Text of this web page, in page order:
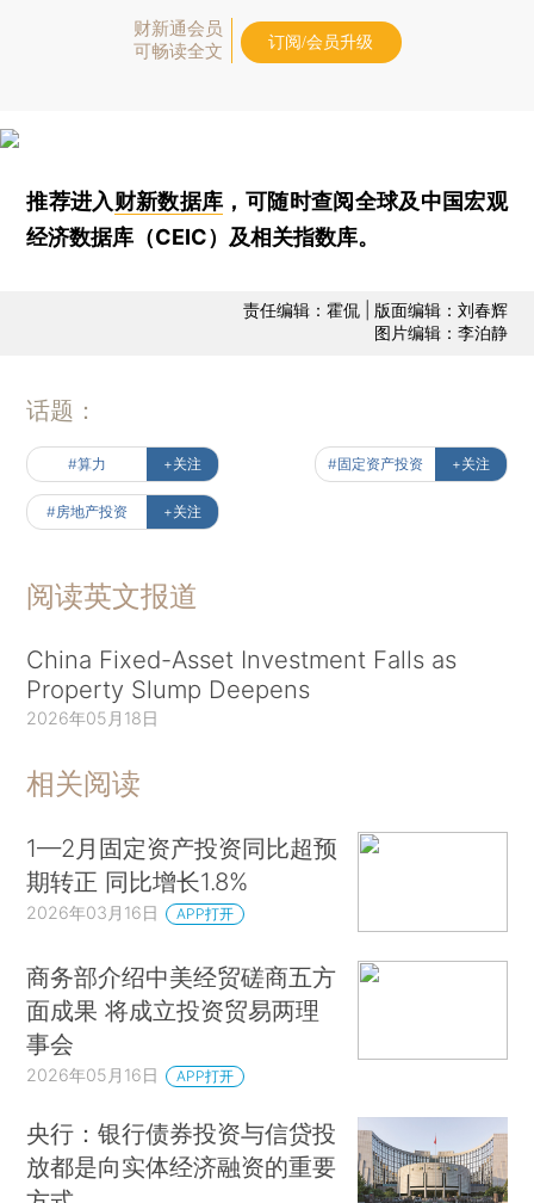
财新通会员
可畅读全文
订阅/会员升级
推荐进入财新数据库 ，可随时查阅全球及中国宏观
经济数据库（CEIC）及相关指数库。
责任编辑：霍侃 | 版面编辑：刘春辉
图片编辑：李泊静
话题：
#算力 +关注 #固定资产投资 +关注
#房地产投资 +关注
阅读英文报道
China Fixed-Asset Investment Falls as
Property Slump Deepens
2026年05月18日
相关阅读
1—2月固定资产投资同比超预
期转正 同比增长1.8%
2026年03月16日 APP打开
商务部介绍中美经贸磋商五方
面成果 将成立投资贸易两理
事会
2026年05月16日 APP打开
央行：银行债券投资与信贷投
放都是向实体经济融资的重要